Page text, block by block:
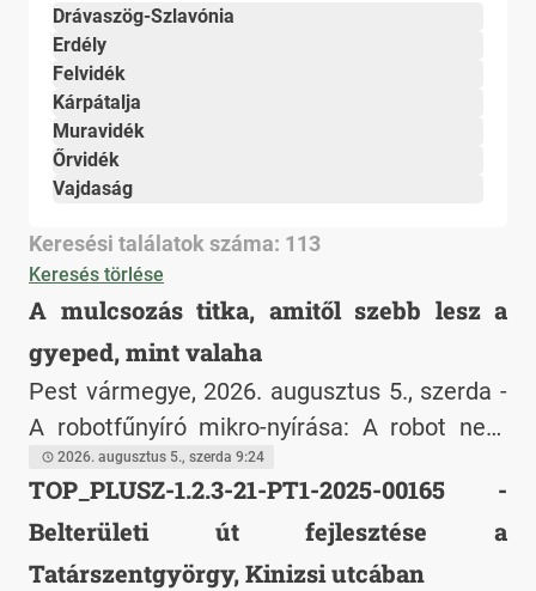
Drávaszög-Szlavónia
Erdély
Felvidék
Kárpátalja
Muravidék
Őrvidék
Vajdaság
Keresési találatok száma: 113
Keresés törlése
A mulcsozás titka, amitől szebb lesz a
gyeped, mint valaha
Pest vármegye, 2026. augusztus 5., szerda -
A robotfűnyíró mikro-nyírása: A robot nem
hetente egyszer nyírja le a pázsitot, hanem
naponta vagy kétnaponta végighalad a gyep
egészén. Nem centimétereket vág, hanem
csupán 1-2 millimétert csippent le a fűszálak
2026. augusztus 5., szerda 9:24
TOP_PLUSZ-1.2.3-21-PT1-2025-00165 -
Belterületi út fejlesztése a
Tatárszentgyörgy, Kinizsi utcában